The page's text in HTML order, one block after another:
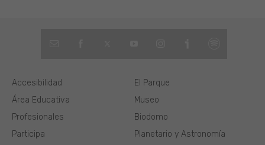
El Parque
Museo
Biodomo
Planetario y Astronomía
Área Educativa
Profesionales
Participa
Accesibilidad